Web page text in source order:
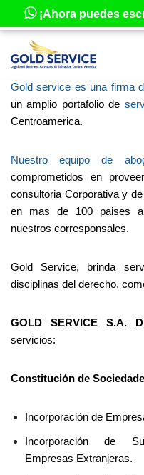
Saltar
al
contenido
Gold service es una firma
un amplio portafolio de
Centroamerica.
Nuestro equipo de
comprometidos en
consultoria Corporativa y
en mas de 100 paises
nuestros corresponsales.
Gold Service, brinda
disciplinas del derecho,
GOLD SERVICE S.A.
servicios:
Constitución de
Incorporación de
Incorporación de
Empresas Extranjeras.
¡Ahora puedes